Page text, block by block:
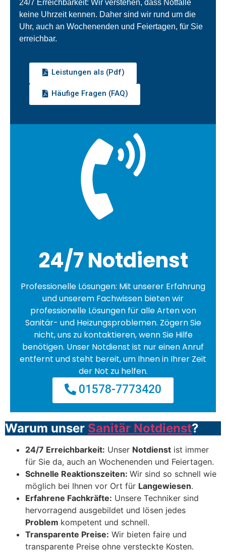
24/7 Erreichbarkeit: Wir verstehen, dass Notfälle
keine Uhrzeit kennen. Daher sind wir rund um die
Uhr, auch an Wochenenden und Feiertagen, für Sie
erreichbar.
Leistungen als (Pdf)
Häufige Fragen (FAQ)
24/7 Notdienst
Professionelle Lösungen: Mit unserer Erfahrung
und unserem Fachwissen bieten wir
professionelle Lösungen für alle Arten von
Sanitär- und Heizungsproblemen. Zögern Sie
nicht, uns zu kontaktieren, wenn Sie Hilfe
benötigen. Unser Notdienst ist nur einen Anruf
entfernt und steht bereit, um Ihnen in Ihrer Zeit
der Not zu helfen.
01578-7773420
Warum unser Sanitär Notdienst?
24/7 Erreichbarkeit: Unser Notdienst ist immer
für Sie da, auch an Wochenenden und Feiertagen.
Schnelle Reaktionszeiten: Wir sind so schnell wie
möglich bei Ihnen vor Ort für Langewiesen.
Erfahrene Fachkräfte: Unsere Techniker sind
hervorragend ausgebildet und lösen jedes
Problem kompetent und schnell.
Transparente Preise: Wir bieten faire und
transparente Preise ohne versteckte Kosten.